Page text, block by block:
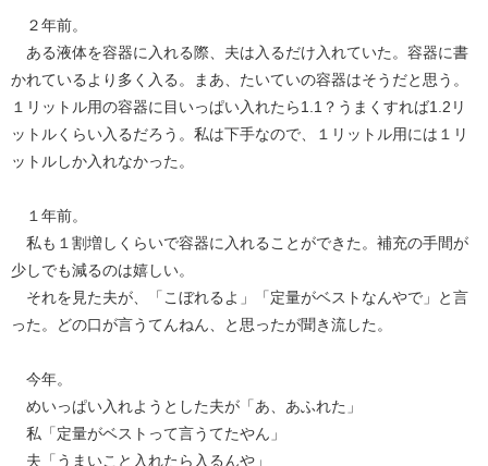
２年前。
ある液体を容器に入れる際、夫は入るだけ入れていた。容器に書
かれているより多く入る。まあ、たいていの容器はそうだと思う。
１リットル用の容器に目いっぱい入れたら1.1？うまくすれば1.2リ
ットルくらい入るだろう。私は下手なので、１リットル用には１リ
ットルしか入れなかった。
１年前。
私も１割増しくらいで容器に入れることができた。補充の手間が
少しでも減るのは嬉しい。
それを見た夫が、「こぼれるよ」「定量がベストなんやで」と言
った。どの口が言うてんねん、と思ったが聞き流した。
今年。
めいっぱい入れようとした夫が「あ、あふれた」
私「定量がベストって言うてたやん」
夫「うまいこと入れたら入るんや」